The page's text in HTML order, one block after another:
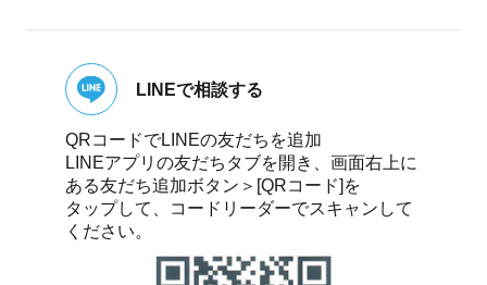
LINEで相談する
QRコードでLINEの友だちを追加
LINEアプリの友だちタブを開き、画面右上に
ある友だち追加ボタン＞[QRコード]を
タップして、コードリーダーでスキャンして
ください。